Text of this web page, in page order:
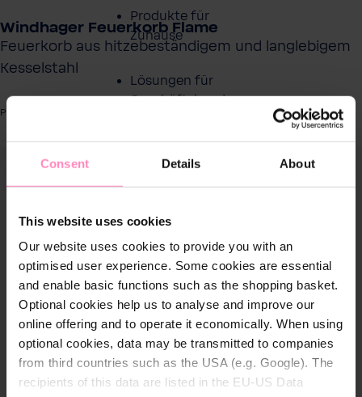
Consent Details About
This website uses cookies
Our website uses cookies to provide you with an
optimised user experience. Some cookies are essential
and enable basic functions such as the shopping basket.
Optional cookies help us to analyse and improve our
online offering and to operate it economically. When using
optional cookies, data may be transmitted to companies
from third countries such as the USA (e.g. Google). The
recipients of this data are listed in the EU-US Data
Produkte für
Zuhause
Lösungen für
Geschäftskunden
Kundenservice
Über BWT
Windhager Feuerkorb Flame
Feuerkorb aus hitzebeständigem und langlebigem
Kesselstahl
Produktnummer: SW10762
überspringen